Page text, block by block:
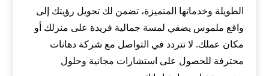
الطويلة وخدماتها المتميزة، تضمن لك تحويل رؤيتك إلى
واقع ملموس يضفي لمسة جمالية فريدة على منزلك أو
مكان عملك. لا تتردد في التواصل مع شركة دهانات
محترفة للحصول على استشارات مجانية وحلول